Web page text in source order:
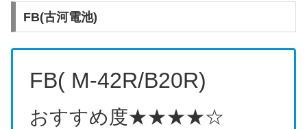
FB(古河電池)
FB( M-42R/B20R)
おすすめ度★★★★☆